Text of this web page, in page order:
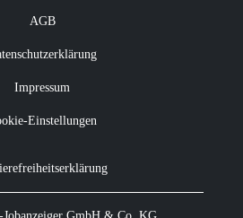
AGB
Impressum
Einstellungen